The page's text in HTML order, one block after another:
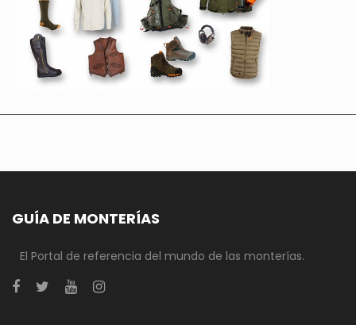
GUÍA DE MONTERÍAS
El Portal de referencia del mundo de las monterías.